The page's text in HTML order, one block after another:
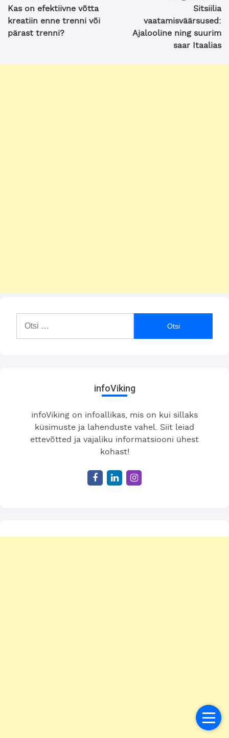
Kas on efektiivne võtta
kreatiin enne trenni või
pärast trenni?
Sitsiilia
vaatamisväärsused:
Ajalooline ning suurim
saar Itaalias
infoViking
infoViking on infoallikas, mis on kui sillaks
küsimuste ja lahenduste vahel. Siit leiad
ettevõtted ja vajaliku informatsiooni ühest
kohast!